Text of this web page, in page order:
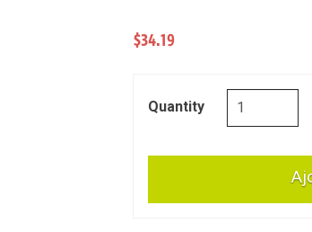
$34.19
Quantity
quantité
de